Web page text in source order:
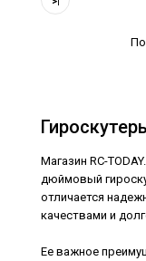
Магазин RC-
дюймовый
отличается
качествами и
Ее важное